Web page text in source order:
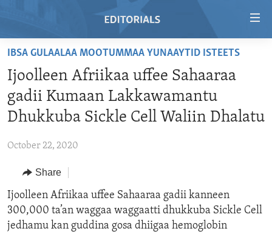
Skip
main
content
Skip
to
main
Search
HOME
VIDEO
RADIO
AMERICAS
ASIA
EUROPE
TOPICS
HUMAN RIGHTS
SECURITY AND DEFENSE
AID AND DEVELOPMENT
ARCHIVE
ABOUT US
FOLLOW US
IBSA GULAALAA MOOTUMMAA YUNAAYTID ISTEETS
Ijoolleen Afriikaa uffee Sahaaraa
gadii Kumaan Lakkawamantu
Dhukkuba Sickle Cell Waliin Dhalatu
October 22, 2020
Share
Ijoolleen Afriikaa uffee Sahaaraa gadii kanneen
300,000 ta’an waggaa waggaatti dhukkuba Sickle Cell
jedhamu kan guddina gosa dhiigaa hemoglobin